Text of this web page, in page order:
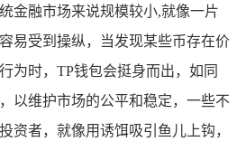
金融市场来说规模较小,就像一片
易受到操纵，当发现某些币存在价
为时，TP钱包会挺身而出，如同
以维护市场的公平和稳定，一些不
资者，就像用诱饵吸引鱼儿上钩，